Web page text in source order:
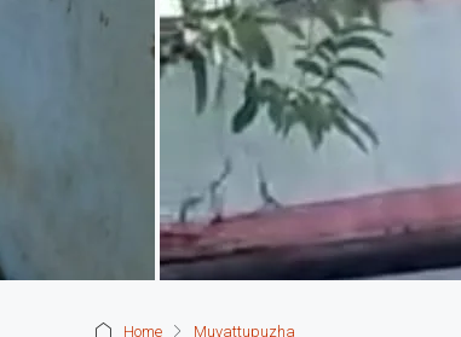
Home Muvattupuzha